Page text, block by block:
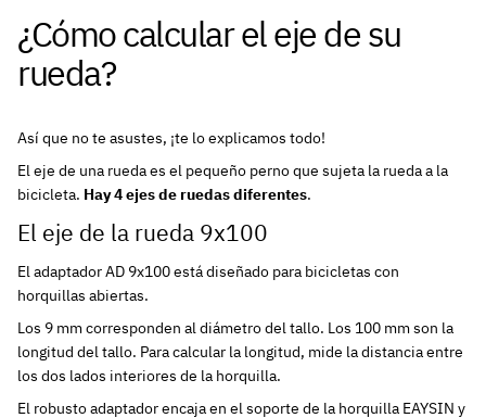
¿Cuántas bicicletas puedo colocar en mi
portabicicletas EASYIN?
¿De qué material está hecho el portabicicletas
¿Cómo calcular el eje de su
rueda?
Así que no te asustes, ¡te lo explicamos todo!
El eje de una rueda es el pequeño perno que sujeta la rueda a la
bicicleta. Hay 4 ejes de ruedas diferentes.
El eje de la rueda 9x100
El adaptador AD 9x100 está diseñado para bicicletas con
horquillas abiertas.
Los 9 mm corresponden al diámetro del tallo. Los 100 mm son la
longitud del tallo. Para calcular la longitud, mide la distancia entre
los dos lados interiores de la horquilla.
El robusto adaptador encaja en el soporte de la horquilla EAYSIN y